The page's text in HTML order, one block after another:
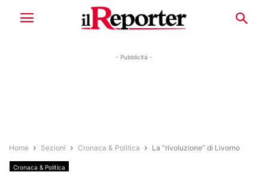
- Pubblicità -
Home Sezioni Cronaca & Politica La “rivoluzione” di Livorno
Cronaca & Politica